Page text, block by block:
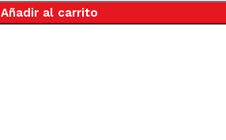
Añadir al carrito